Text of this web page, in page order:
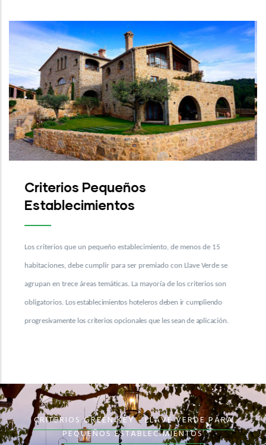
de menos de 15
con Llave Verde se
de los criterios son
deben ir cumpliendo
les sean de aplicación.
Criterios Pequeños
Establecimientos
Los criterios que un pequeño
habitaciones, debe cumplir para ser
agrupan en trece áreas temáticas. La
obligatorios.Los establecimientos hoteleros
progresivamente los criterios opcionales que
CRITERIOS GREEN KEY - LLAVE VERDE PARA
PEQUEÑOS ESTABLECIMIENTOS